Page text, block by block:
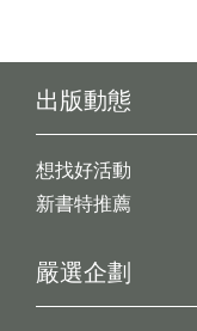
出版動態
想找好活動
新書特推薦
嚴選企劃